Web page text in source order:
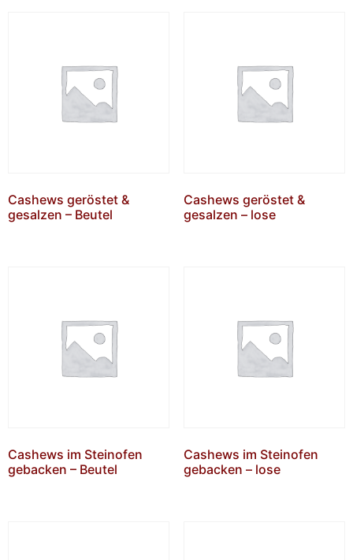
Cashews geröstet &
gesalzen – Beutel
Cashews geröstet &
gesalzen – lose
Cashews im Steinofen
gebacken – Beutel
Cashews im Steinofen
gebacken – lose